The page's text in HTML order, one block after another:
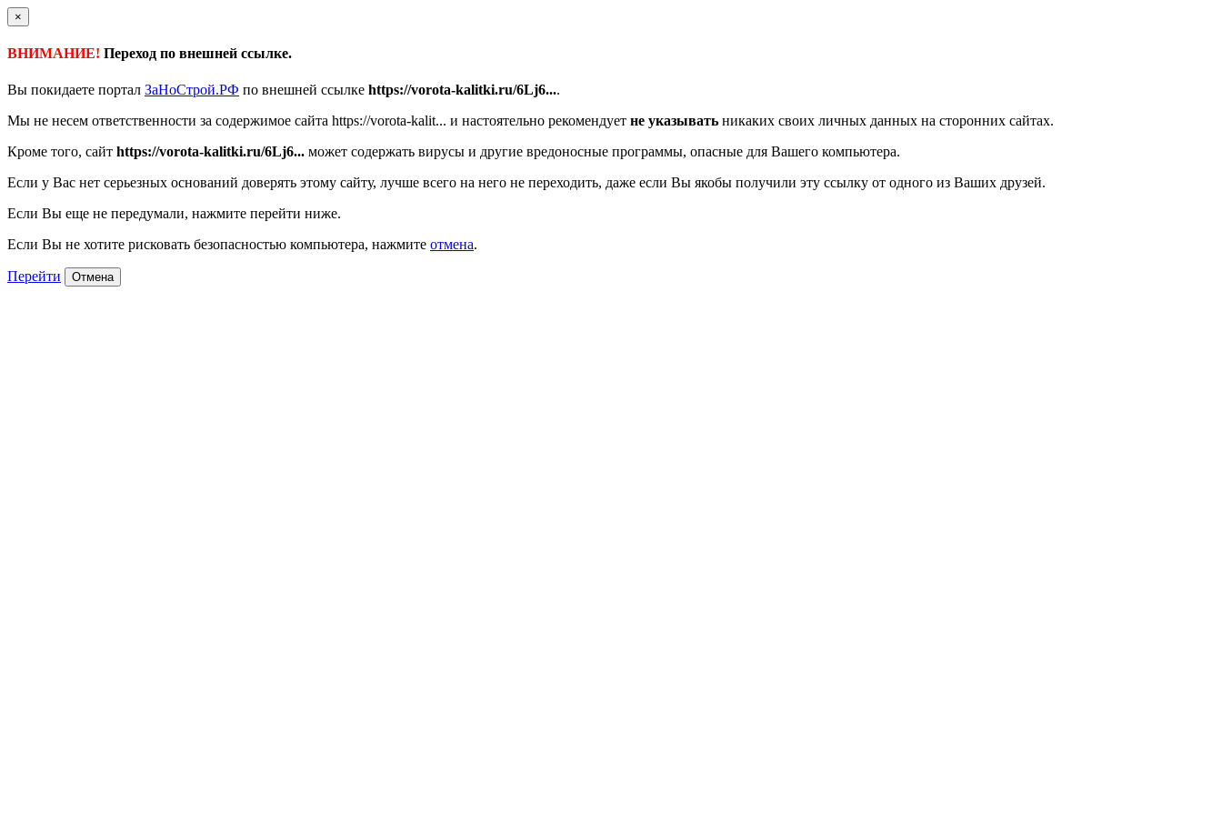
×
ВНИМАНИЕ! Переход по внешней ссылке.
Вы покидаете портал ЗаНоСтрой.РФ по внешней ссылке https://vorota-kalitki.ru/6Lj6....
Мы не несем ответственности за содержимое сайта https://vorota-kalit... и настоятельно рекомендует не указывать никаких своих личных данных на сторонних сайтах.
Кроме того, сайт https://vorota-kalitki.ru/6Lj6... может содержать вирусы и другие вредоносные программы, опасные для Вашего компьютера.
Если у Вас нет серьезных оснований доверять этому сайту, лучше всего на него не переходить, даже если Вы якобы получили эту ссылку от одного из Ваших друзей.
Если Вы еще не передумали, нажмите перейти ниже.
Если Вы не хотите рисковать безопасностью компьютера, нажмите отмена.
Перейти Отмена